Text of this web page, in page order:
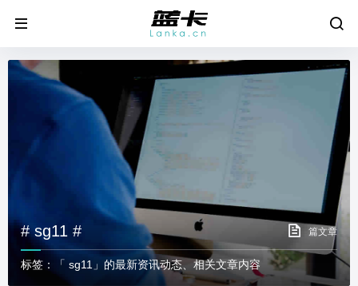
# sg11 # 篇文章
标签：「 sg11」的最新资讯动态、相关文章内容